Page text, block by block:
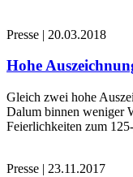
Presse | 20.03.2018
Hohe
Gleich zwei hohe
Dalum binnen weniger
Feierlichkeiten zum
Presse | 23.11.2017